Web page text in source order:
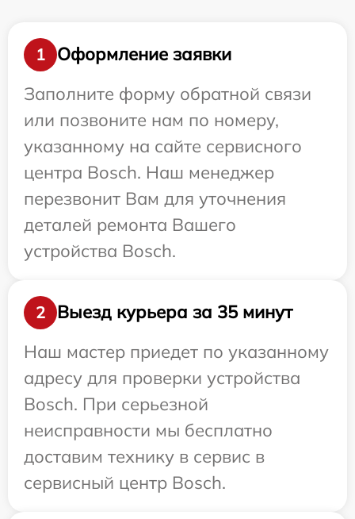
1
Оформление заявки
Заполните форму обратной связи
или позвоните нам по номеру,
указанному на сайте сервисного
центра Bosch. Наш менеджер
перезвонит Вам для уточнения
деталей ремонта Вашего
устройства Bosch.
2
Выезд курьера за 35 минут
Наш мастер приедет по указанному
адресу для проверки устройства
Bosch. При серьезной
неисправности мы бесплатно
доставим технику в сервис в
сервисный центр Bosch.